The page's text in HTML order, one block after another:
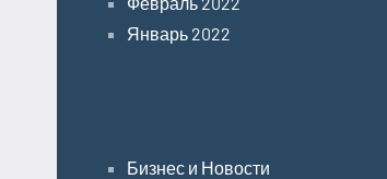
Январь 2022
Бизнес и Новости